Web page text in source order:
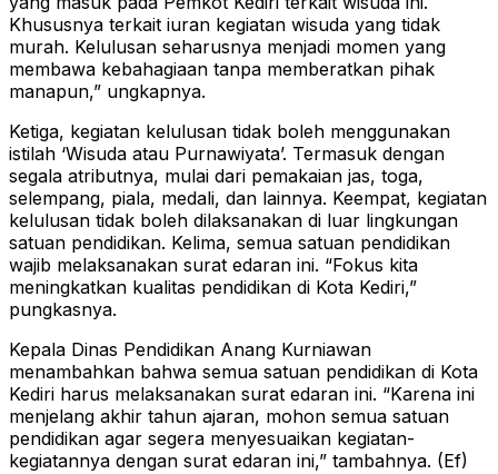
Khususnya terkait iuran kegiatan wisuda yang tidak
murah. Kelulusan seharusnya menjadi momen yang
membawa kebahagiaan tanpa memberatkan pihak
manapun,” ungkapnya.
Ketiga, kegiatan kelulusan tidak boleh menggunakan
istilah ‘Wisuda atau Purnawiyata’. Termasuk dengan
segala atributnya, mulai dari pemakaian jas, toga,
selempang, piala, medali, dan lainnya. Keempat, kegiatan
kelulusan tidak boleh dilaksanakan di luar lingkungan
satuan pendidikan. Kelima, semua satuan pendidikan
wajib melaksanakan surat edaran ini. “Fokus kita
meningkatkan kualitas pendidikan di Kota Kediri,”
pungkasnya.
Kepala Dinas Pendidikan Anang Kurniawan
menambahkan bahwa semua satuan pendidikan di Kota
Kediri harus melaksanakan surat edaran ini. “Karena ini
menjelang akhir tahun ajaran, mohon semua satuan
pendidikan agar segera menyesuaikan kegiatan-
kegiatannya dengan surat edaran ini,” tambahnya. (Ef)